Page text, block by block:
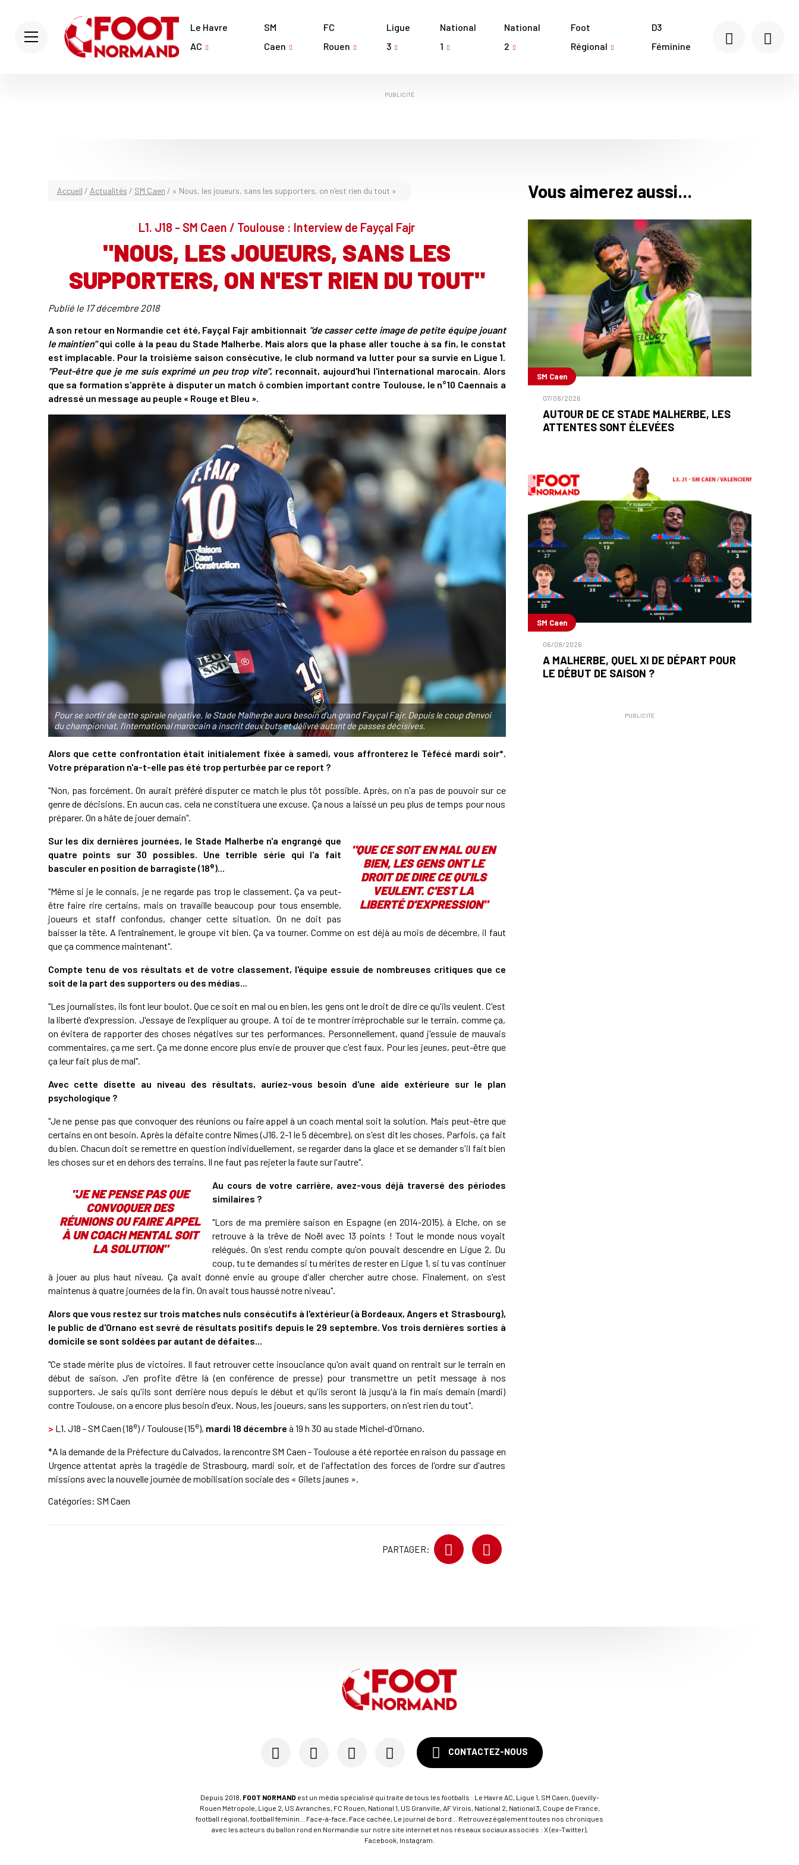
Le Havre
AC
SM
Caen
FC
Rouen
Ligue
3
National
1
National
2
Foot
Régional
D3
Féminine
PUBLICITÉ
Accueil / Actualités / SM Caen / « Nous, les joueurs, sans les supporters, on n’est rien du tout »
L1. J18 - SM Caen / Toulouse : Interview de Fayçal Fajr
"NOUS, LES JOUEURS, SANS LES
SUPPORTERS, ON N'EST RIEN DU TOUT"
Publié le 17 décembre 2018
A son retour en Normandie cet été, Fayçal Fajr ambitionnait "de casser cette image de petite équipe jouant
le maintien"qui colle à la peau du Stade Malherbe. Mais alors que la phase aller touche à sa fin, le constat
est implacable. Pour la troisième saison consécutive, le club normand va lutter pour sa survie en Ligue 1.
"Peut-être que je me suis exprimé un peu trop vite", reconnaît, aujourd'hui l'international marocain. Alors
que sa formation s'apprête à disputer un match ô combien important contre Toulouse, le n°10 Caennais a
adressé un message au peuple « Rouge et Bleu ».
Pour se sortir de cette spirale négative, le Stade Malherbe aura besoin d'un grand Fayçal Fajr. Depuis le coup d'envoi
du championnat, l'international marocain a inscrit deux buts et délivré autant de passes décisives.
Alors que cette confrontation était initialement fixée à samedi, vous affronterez le Téfécé mardi soir*.
Votre préparation n'a-t-elle pas été trop perturbée par ce report ?
"Non, pas forcément. On aurait préféré disputer ce match le plus tôt possible. Après, on n'a pas de pouvoir sur ce
genre de décisions. En aucun cas, cela ne constituera une excuse. Ça nous a laissé un peu plus de temps pour nous
préparer. On a hâte de jouer demain".
"QUE CE SOIT EN MAL OU EN
BIEN, LES GENS ONT LE
DROIT DE DIRE CE QU'ILS
VEULENT. C'EST LA
LIBERTÉ D'EXPRESSION"
Sur les dix dernières journées, le Stade Malherbe n'a engrangé que
quatre points sur 30 possibles. Une terrible série qui l'a fait
basculer en position de barragiste (18e)...
"Même si je le connais, je ne regarde pas trop le classement. Ça va peut-
être faire rire certains, mais on travaille beaucoup pour tous ensemble,
joueurs et staff confondus, changer cette situation. On ne doit pas
baisser la tête. A l'entraînement, le groupe vit bien. Ça va tourner. Comme on est déjà au mois de décembre, il faut
que ça commence maintenant".
Compte tenu de vos résultats et de votre classement, l'équipe essuie de nombreuses critiques que ce
soit de la part des supporters ou des médias...
"Les journalistes, ils font leur boulot. Que ce soit en mal ou en bien, les gens ont le droit de dire ce qu'ils veulent. C'est
la liberté d'expression. J'essaye de l'expliquer au groupe. A toi de te montrer irréprochable sur le terrain, comme ça,
on évitera de rapporter des choses négatives sur tes performances. Personnellement, quand j'essuie de mauvais
commentaires, ça me sert. Ça me donne encore plus envie de prouver que c'est faux. Pour les jeunes, peut-être que
ça leur fait plus de mal".
Avec cette disette au niveau des résultats, auriez-vous besoin d'une aide extérieure sur le plan
psychologique ?
"Je ne pense pas que convoquer des réunions ou faire appel à un coach mental soit la solution. Mais peut-être que
certains en ont besoin. Après la défaite contre Nîmes (J16. 2-1 le 5 décembre), on s'est dit les choses. Parfois, ça fait
du bien. Chacun doit se remettre en question individuellement, se regarder dans la glace et se demander s'il fait bien
les choses sur et en dehors des terrains. Il ne faut pas rejeter la faute sur l'autre".
"JE NE PENSE PAS QUE
CONVOQUER DES
RÉUNIONS OU FAIRE APPEL
À UN COACH MENTAL SOIT
LA SOLUTION"
Au cours de votre carrière, avez-vous déjà traversé des périodes
similaires ?
"Lors de ma première saison en Espagne (en 2014-2015), à Elche, on se
retrouve à la trêve de Noël avec 13 points ! Tout le monde nous voyait
relégués. On s'est rendu compte qu'on pouvait descendre en Ligue 2. Du
coup, tu te demandes si tu mérites de rester en Ligue 1, si tu vas continuer
à jouer au plus haut niveau. Ça avait donné envie au groupe d'aller chercher autre chose. Finalement, on s'est
maintenus à quatre journées de la fin. On avait tous haussé notre niveau".
Alors que vous restez sur trois matches nuls consécutifs à l'extérieur (à Bordeaux, Angers et Strasbourg),
le public de d'Ornano est sevré de résultats positifs depuis le 29 septembre. Vos trois dernières sorties à
domicile se sont soldées par autant de défaites...
"Ce stade mérite plus de victoires. Il faut retrouver cette insouciance qu'on avait quand on rentrait sur le terrain en
début de saison. J'en profite d'être là (en conférence de presse) pour transmettre un petit message à nos
supporters. Je sais qu'ils sont derrière nous depuis le début et qu'ils seront là jusqu'à la fin mais demain (mardi)
contre Toulouse, on a encore plus besoin d'eux. Nous, les joueurs, sans les supporters, on n'est rien du tout".
> L1. J18 - SM Caen (18e) / Toulouse (15e), mardi 18 décembre à 19 h 30 au stade Michel-d'Ornano.
*A la demande de la Préfecture du Calvados, la rencontre SM Caen - Toulouse a été reportée en raison du passage en
Urgence attentat après la tragédie de Strasbourg, mardi soir, et de l'affectation des forces de l'ordre sur d'autres
missions avec la nouvelle journée de mobilisation sociale des « Gilets jaunes ».
Catégories: SM Caen
PARTAGER:
Vous aimerez aussi...
SM Caen
07/08/2026
AUTOUR DE CE STADE MALHERBE, LES
ATTENTES SONT ÉLEVÉES
SM Caen
06/08/2026
A MALHERBE, QUEL XI DE DÉPART POUR
LE DÉBUT DE SAISON ?
PUBLICITÉ
CONTACTEZ-NOUS
Depuis 2018, FOOT NORMAND est un média spécialisé qui traite de tous les footballs : Le Havre AC, Ligue 1, SM Caen, Quevilly-
Rouen Métropole, Ligue 2, US Avranches, FC Rouen, National 1, US Granville, AF Virois, National 2, National 3, Coupe de France,
football régional, football féminin... Face-à-face, Face cachée, Le journal de bord... Retrouvez également toutes nos chroniques
avec les acteurs du ballon rond en Normandie sur notre site internet et nos réseaux sociaux associés : X (ex-Twitter),
Facebook, Instagram.